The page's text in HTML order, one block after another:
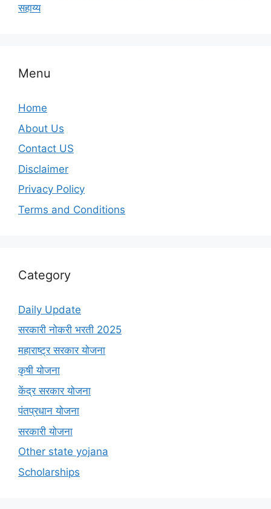
सहाय्य
Menu
Home
About Us
Contact US
Disclaimer
Privacy Policy
Terms and Conditions
Category
Daily Update
सरकारी नोकरी भरती 2025
महाराष्ट्र सरकार योजना
कृषी योजना
केंद्र सरकार योजना
पंतप्रधान योजना
सरकारी योजना
Other state yojana
Scholarships